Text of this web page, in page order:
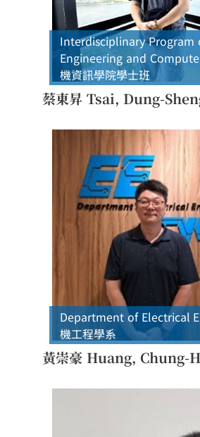
Interdisciplinary Program
Engineering and
機資訊學院學士班
蔡東昇 Tsai, Dung-
Department of Electrical
機工程學系
黃崇豪 Huang, Chung-